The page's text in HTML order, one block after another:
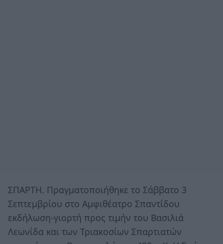
ΣΠΑΡΤΗ. Πραγματοποιήθηκε το Σάββατο 3
Σεπτεμβρίου στο Αμφιθέατρο Σπαντίδου
εκδήλωση-γιορτή προς τιμήν του Βασιλιά
Λεωνίδα και των Τριακοσίων Σπαρτιατών